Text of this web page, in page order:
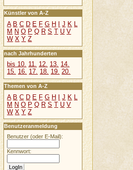
Künstler von A-Z
A B C D E F G H J K L
M N O P Q R S T U V
W X Y Z
nach Jahrhunderten
bis 10. 11. 12. 13. 14.
15. 16. 17. 18. 19. 20.
Themen von A-Z
A B C D E F G H I J K L
M N O P Q R S T U V
W X Y Z
Benutzeranmeldung
Benutzer (oder E-Mail):
Kennwort: